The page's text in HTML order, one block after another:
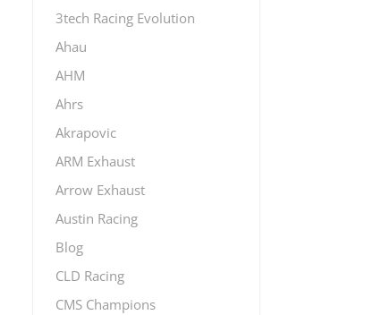
3tech Racing Evolution
Ahau
AHM
Ahrs
Akrapovic
ARM Exhaust
Arrow Exhaust
Austin Racing
Blog
CLD Racing
CMS Champions